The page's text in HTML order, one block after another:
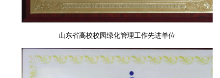
山东省高校校园绿化管理工作先进单位